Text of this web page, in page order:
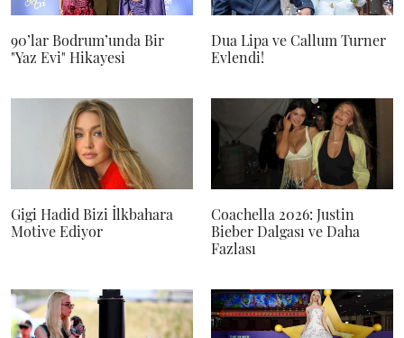
90’lar Bodrum’unda Bir
"Yaz Evi" Hikayesi
Dua Lipa ve Callum Turner
Evlendi!
Gigi Hadid Bizi İlkbahara
Motive Ediyor
Coachella 2026: Justin
Bieber Dalgası ve Daha
Fazlası